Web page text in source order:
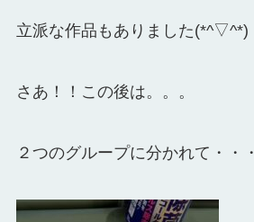
立派な作品もありました(*^▽^*)
さあ！！この後は。。。
２つのグループに分かれて・・・